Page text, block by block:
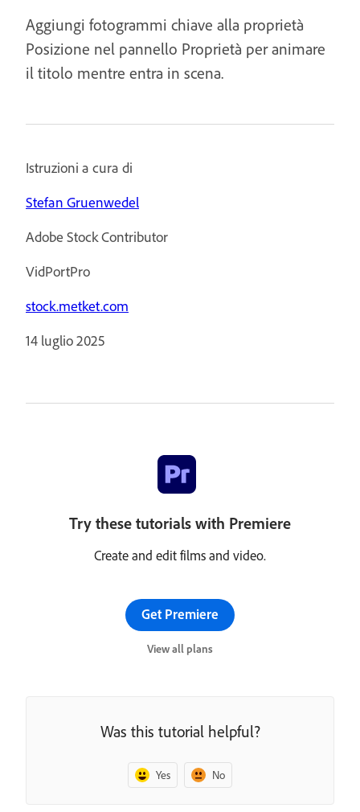
Aggiungi fotogrammi chiave alla proprietà
Posizione nel pannello Proprietà per animare
il titolo mentre entra in scena.
Istruzioni a cura di
Stefan Gruenwedel
Adobe Stock Contributor
VidPortPro
stock.metket.com
14 luglio 2025
Try these tutorials with Premiere
Create and edit films and video.
Get Premiere
View all plans
Was this tutorial helpful?
Yes No